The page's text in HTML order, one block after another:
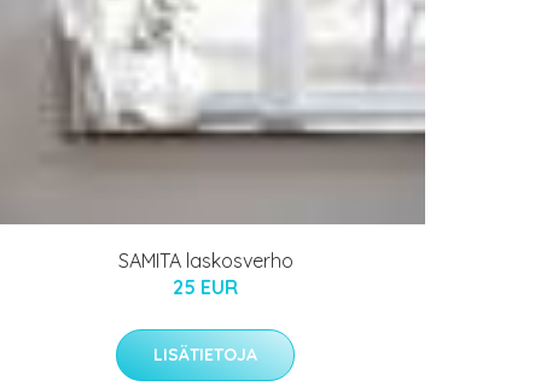
SAMITA laskosverho
25 EUR
LISÄTIETOJA